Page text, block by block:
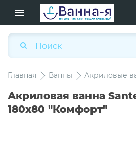
Главная Ванны Акриловые
Акриловая ванна
180х80 "Комфорт"